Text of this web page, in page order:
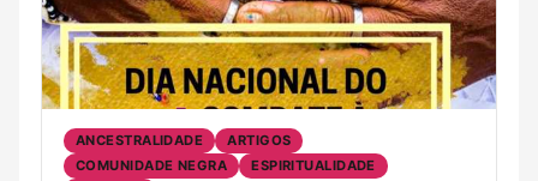
ANCESTRALIDADE
ARTIGOS
COMUNIDADE NEGRA
ESPIRITUALIDADE